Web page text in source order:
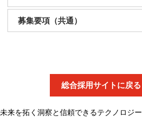
募集要項（共通）
総合採用サイトに戻る
未来を拓く洞察と信頼できるテクノロジー